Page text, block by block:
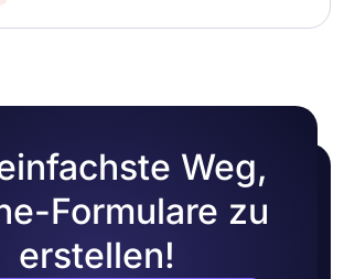
Weg,
Formulare zu
erstellen!